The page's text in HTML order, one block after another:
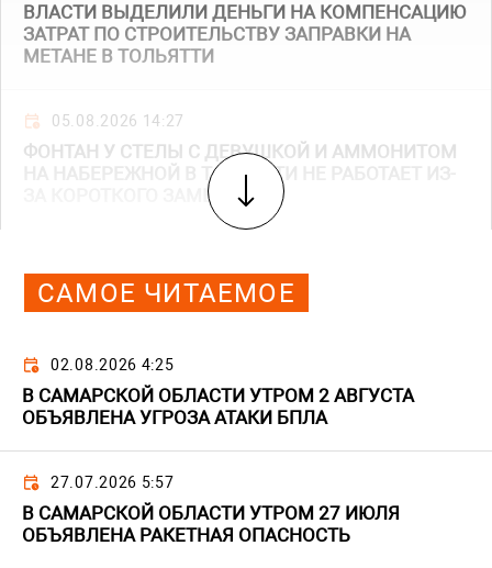
ВЛАСТИ ВЫДЕЛИЛИ ДЕНЬГИ НА КОМПЕНСАЦИЮ
ЗАТРАТ ПО СТРОИТЕЛЬСТВУ ЗАПРАВКИ НА
МЕТАНЕ В ТОЛЬЯТТИ
05.08.2026 14:27
ФОНТАН У СТЕЛЫ С ДЕВУШКОЙ И АММОНИТОМ
НА НАБЕРЕЖНОЙ В ТОЛЬЯТТИ НЕ РАБОТАЕТ ИЗ-
ЗА КОРОТКОГО ЗАМЫКАНИЯ
САМОЕ ЧИТАЕМОЕ
02.08.2026 4:25
В САМАРСКОЙ ОБЛАСТИ УТРОМ 2 АВГУСТА
ОБЪЯВЛЕНА УГРОЗА АТАКИ БПЛА
27.07.2026 5:57
В САМАРСКОЙ ОБЛАСТИ УТРОМ 27 ИЮЛЯ
ОБЪЯВЛЕНА РАКЕТНАЯ ОПАСНОСТЬ